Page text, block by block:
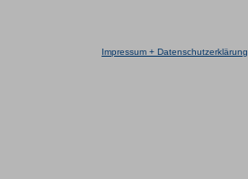
Impressum + Datenschutzerklärung